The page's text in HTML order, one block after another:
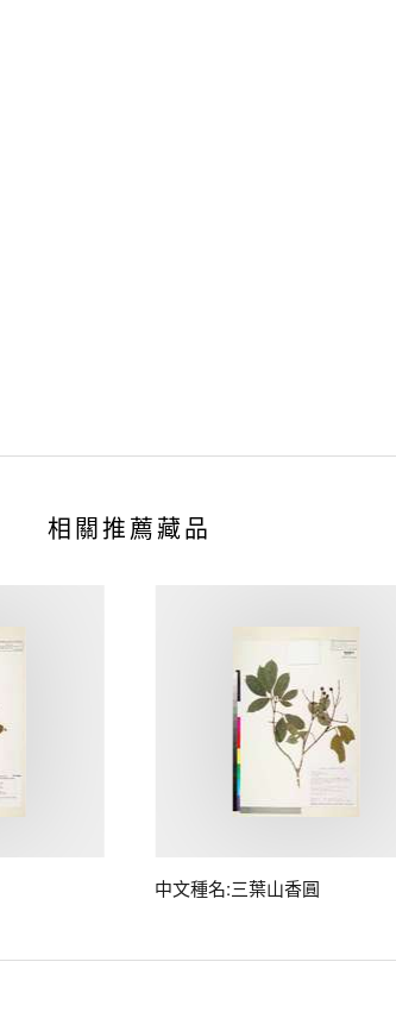
相關推薦藏品
中文種名:三葉山香圓